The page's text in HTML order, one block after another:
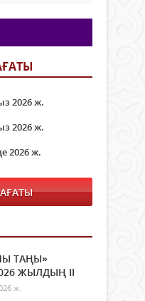
2026 ж.
2026 ж.
2026 ж.
ТАҢЫ»
ЖЫЛДЫҢ ІI
ж.